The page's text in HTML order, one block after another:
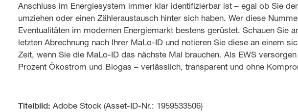
Anschluss im Energiesystem immer klar identifizierbar ist – egal ob Sie
umziehen oder einen Zähleraustausch hinter sich haben. Wer diese
Eventualitäten im modernen Energiemarkt bestens gerüstet. Schauen Sie
letzten Abrechnung nach Ihrer MaLo-ID und notieren Sie diese an einem
Zeit, wenn Sie die MaLo-ID das nächste Mal brauchen. Als EWS
Prozent Ökostrom und Biogas – verlässlich, transparent und ohne
Titelbild: Adobe Stock (Asset-ID-Nr.: 1959533506)